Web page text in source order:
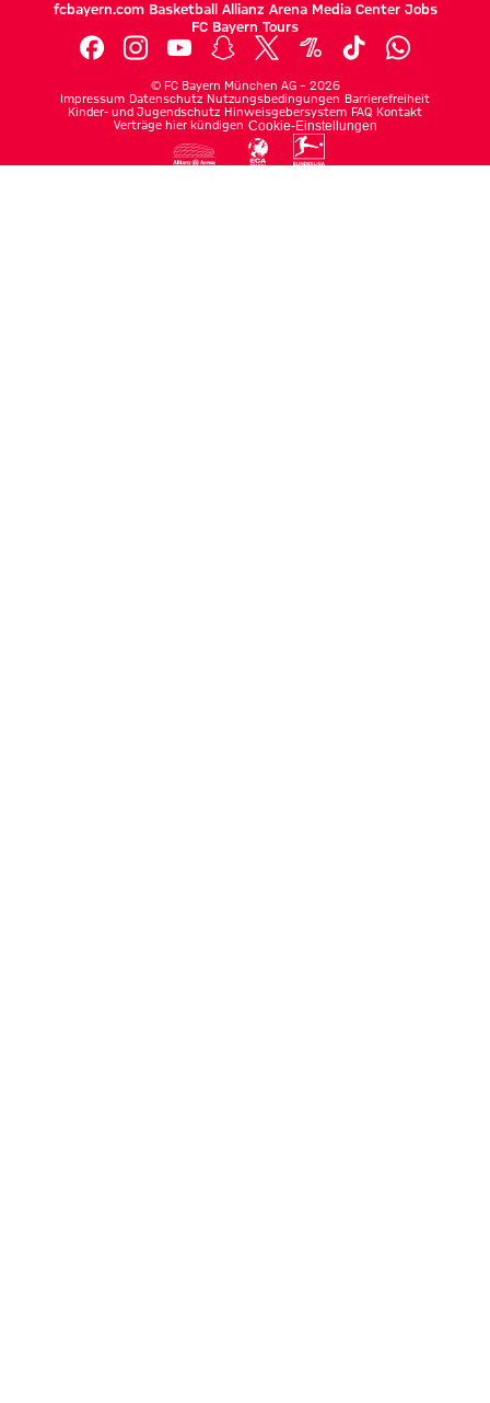
fcbayern.com Basketball Allianz Arena Media Center Jobs
FC Bayern Tours
© FC Bayern München AG – 2026
Impressum Datenschutz Nutzungsbedingungen Barrierefreiheit
Kinder- und Jugendschutz Hinweisgebersystem FAQ Kontakt
Verträge hier kündigen Cookie-Einstellungen